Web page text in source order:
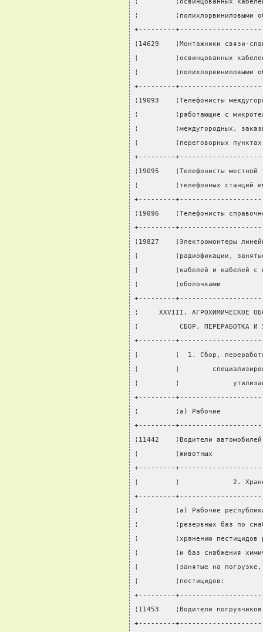
¦
+---------
¦14629    ¦Монтажники связи-
¦         ¦освинцованных
¦
+---------
¦19093    ¦Телефонисты
¦         ¦работающие с
¦         ¦междугородных,
¦         ¦переговорных
+---------
¦19095    ¦Телефонисты
¦         ¦телефонных станций
+---------
¦19096    ¦Телефонисты
+---------
¦19827    ¦Электромонтеры
¦         ¦радиофикации, занятые
¦         ¦кабелей и кабелей с
¦         ¦оболочками
+---------
¦     XXVIII. АГРОХИМИЧЕСКОЕ
¦          СБОР, ПЕРЕРАБОТКА И
+---------
¦         ¦  1. Сбор,
¦         ¦
¦         ¦
+---------
¦         ¦а) Рабочие
+---------
¦11442    ¦Водители
¦         ¦животных
+---------
¦         ¦             2.
+---------
¦         ¦а) Рабочие
¦         ¦резервных баз по
¦         ¦хранению пестицидов
¦         ¦и баз снабжения
¦         ¦занятые на
¦         ¦пестицидов:
+---------
¦11453    ¦Водители
+---------